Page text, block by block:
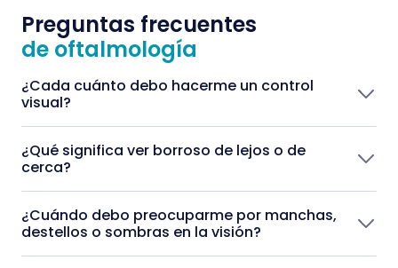
Preguntas frecuentes
de oftalmología
¿Cada cuánto debo hacerme un control
visual?
¿Qué significa ver borroso de lejos o de
cerca?
¿Cuándo debo preocuparme por manchas,
destellos o sombras en la visión?